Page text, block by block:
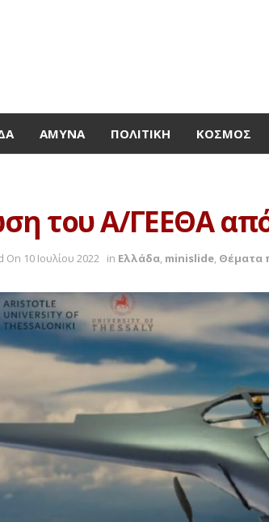
ΆΜΥΝΑ ΠΟΛΙΤΙΚΉ ΚΌΣΜΟΣ
του Α/ΓΕΕΘΑ
On 10 Ιουλίου 2022 in Ελλάδα, minislide, Θέματα